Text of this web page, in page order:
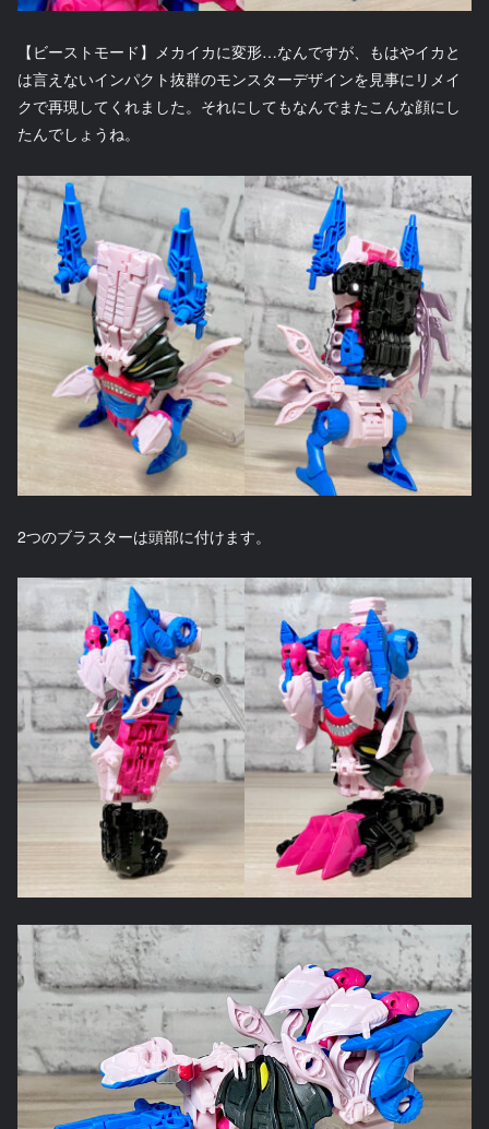
【ビーストモード】メカイカに変形…なんですが、もはやイカと
は言えないインパクト抜群のモンスターデザインを見事にリメイ
クで再現してくれました。それにしてもなんでまたこんな顔にし
たんでしょうね。
2つのブラスターは頭部に付けます。